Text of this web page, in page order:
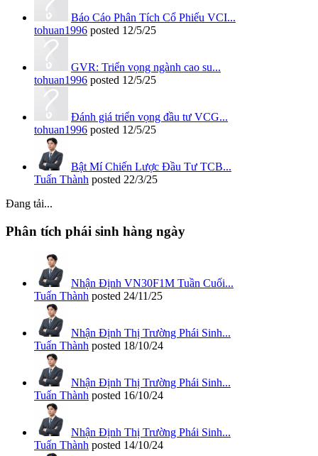
Báo Cáo Phân Tích Cổ Phiếu VCI...
tohuan1996 posted 12/5/25
GVR: Triển vọng ngành cao su...
tohuan1996 posted 12/5/25
Đánh giá triển vọng đầu tư VCG...
tohuan1996 posted 12/5/25
Bật Mí Chiến Lược Đầu Tư TCB...
Tuấn Thành posted 22/3/25
Đang tải...
Phân tích phái sinh hàng ngày
Nhận Định VN30F1M Tuần Cuối...
Tuấn Thành posted 24/11/25
Nhận Định Thị Trường Phái Sinh...
Tuấn Thành posted 18/10/24
Nhận Định Thị Trường Phái Sinh...
Tuấn Thành posted 16/10/24
Nhận Định Thị Trường Phái Sinh...
Tuấn Thành posted 14/10/24